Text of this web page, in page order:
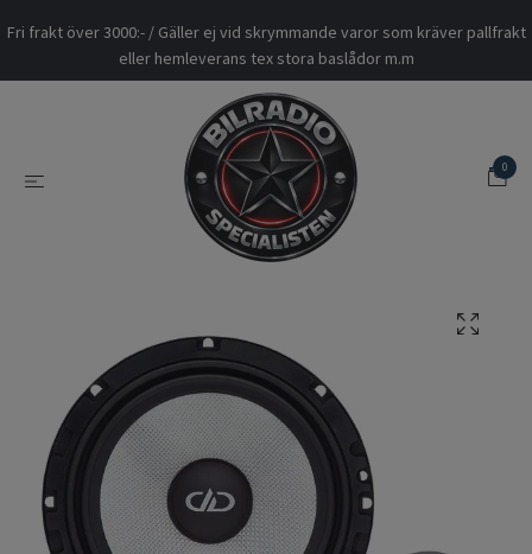
Fri frakt över 3000:- / Gäller ej vid skrymmande varor som kräver pallfrakt
eller hemleverans tex stora baslådor m.m
0